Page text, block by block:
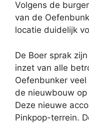
Volgens de
van de
locatie duidelijk
De Boer sprak
inzet van alle
Oefenbunker
de nieuwbouw
Deze nieuwe
Pinkpop-terrein.